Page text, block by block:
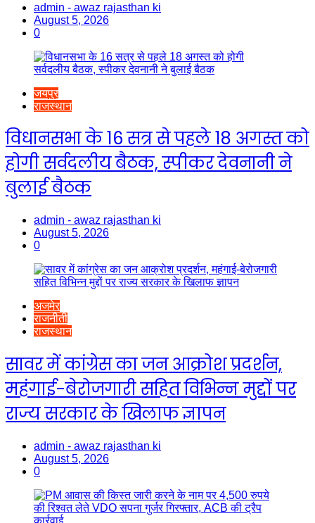
admin - awaz rajasthan ki
August 5, 2026
0
जयपुर
राजस्थान
विधानसभा के 16 सत्र से पहले 18 अगस्त को
होगी सर्वदलीय बैठक, स्पीकर देवनानी ने
बुलाई बैठक
admin - awaz rajasthan ki
August 5, 2026
0
अजमेर
राजनीती
राजस्थान
सावर में कांग्रेस का जन आक्रोश प्रदर्शन,
महंगाई-बेरोजगारी सहित विभिन्न मुद्दों पर
राज्य सरकार के खिलाफ ज्ञापन
admin - awaz rajasthan ki
August 5, 2026
0